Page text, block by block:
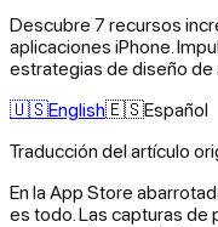
Descubre 7 recursos
aplicaciones iPhone.
estrategias de diseño de
🇺🇸English🇪🇸Español
Traducción del artículo
En la App Store
es todo. Las capturas de